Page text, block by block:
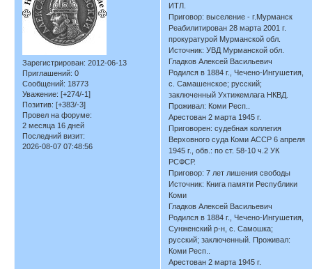
Зарегистрирован: 2012-06-13
Приглашений: 0
Сообщений: 18773
Уважение: [+274/-1]
Позитив: [+383/-3]
Провел на форуме:
2 месяца 16 дней
Последний визит:
2026-08-07 07:48:56
ИТЛ.
Приговор: выселение - г.Мурманск
Реабилитирован 28 марта 2001 г.
прокуратурой Мурманской обл.
Источник: УВД Мурманской обл.
Гладков Алексей Васильевич
Родился в 1884 г., Чечено-Ингушетия,
с. Самашенское; русский;
заключенный Ухтижемлага НКВД.
Проживал: Коми Респ..
Арестован 2 марта 1945 г.
Приговорен: судебная коллегия
Верховного суда Коми АССР 6 апреля
1945 г., обв.: по ст. 58-10 ч.2 УК
РСФСР.
Приговор: 7 лет лишения свободы
Источник: Книга памяти Республики
Коми
Гладков Алексей Васильевич
Родился в 1884 г., Чечено-Ингушетия,
Сунженский р-н, с. Самошка;
русский; заключенный. Проживал:
Коми Респ..
Арестован 2 марта 1945 г.